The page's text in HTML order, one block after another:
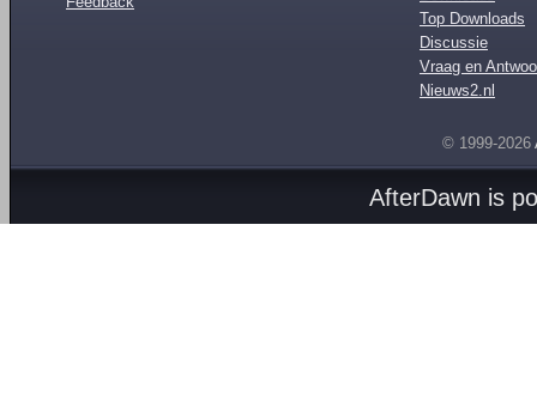
Top Downloads
Discussie
Vraag en
Nieuws2.nl
© 1999-2026
AfterDawn is